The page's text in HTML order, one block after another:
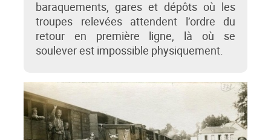
baraquements, gares et dépôts où les
troupes relevées attendent l’ordre du
retour en première ligne, là où se
soulever est impossible physiquement.